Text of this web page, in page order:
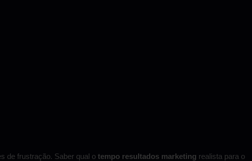
de frustração. Saber qual o tempo resultados marketing realista para o